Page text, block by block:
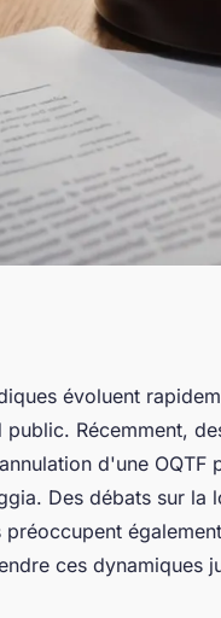
évoluent
Récemment,
d'une
Des débats sur la
ces dynamiques